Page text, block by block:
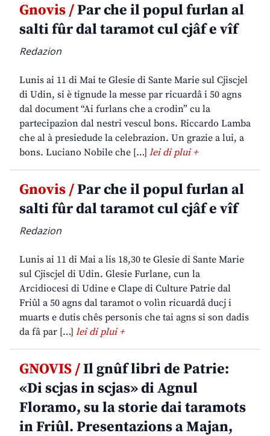
Gnovis /Par che il popul furlan al
salti fûr dal taramot cul cjâf e vîf
Redazion
Lunis ai 11 di Mai te Glesie di Sante Marie sul Cjiscjel
di Udin, si è tignude la messe par ricuardâ i 50 agns
dal document “Ai furlans che a crodin” cu la
partecipazion dal nestri vescul bons. Riccardo Lamba
che al à presiedude la celebrazion. Un grazie a lui, a
bons. Luciano Nobile che […] lei di plui +
Gnovis /Par che il popul furlan al
salti fûr dal taramot cul cjâf e vîf
Redazion
Lunis ai 11 di Mai a lis 18,30 te Glesie di Sante Marie
sul Cjiscjel di Udin. Glesie Furlane, cun la
Arcidiocesi di Udine e Clape di Culture Patrie dal
Friûl a 50 agns dal taramot o volìn ricuardâ ducj i
muarts e dutis chês personis che tai agns si son dadis
da fâ par […] lei di plui +
GNOVIS /Il gnûf libri de Patrie:
«Di scjas in scjas» di Agnul
Floramo, su la storie dai taramots
in Friûl. Presentazions a Majan,